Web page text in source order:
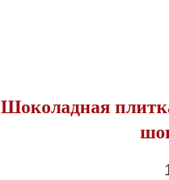
Шоколадная